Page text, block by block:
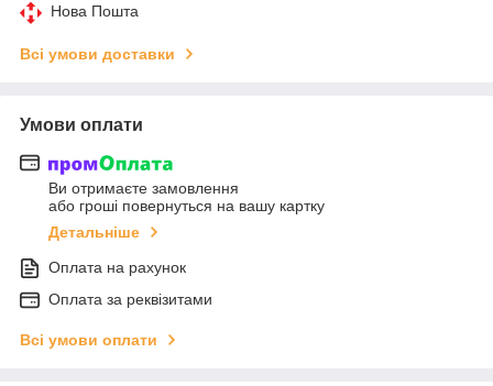
Нова Пошта
Всі умови доставки
Умови оплати
Ви отримаєте замовлення
або гроші повернуться на вашу картку
Детальніше
Оплата на рахунок
Оплата за реквізитами
Всі умови оплати